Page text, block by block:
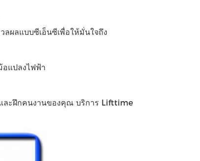
ลผลแบบซีเอ็นซีเพื่อให้มั่นใจถึง
แปลงไฟฟ้า
ละฝึกคนงานของคุณ บริการ Lifttime